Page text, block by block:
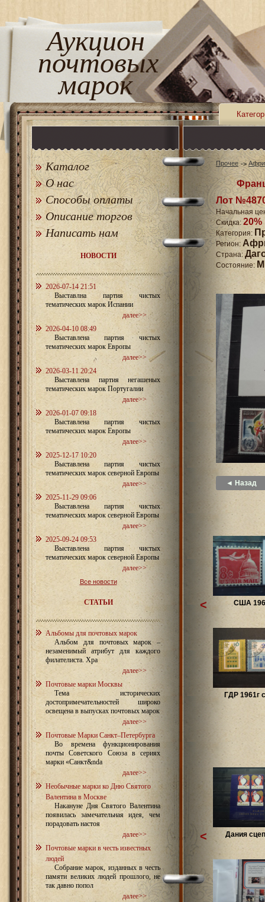
Аукцион
почтовых
марок
Каталог
О нас
Способы оплаты
Описание торгов
Написать нам
НОВОСТИ
2026-07-14 21:51
Выставлна партия чистых
тематических марок Испании
далее>>
2026-04-10 08:49
Выставлена партия чистых
тематических марок Европы
далее>>
2026-03-11 20:24
Выставлена партия негашеных
тематических марок Португалии
далее>>
2026-01-07 09:18
Выставлена партия чистых
тематических марок Европы
далее>>
2025-12-17 10:20
Выставлена партия чистых
тематических марок северной Европы
далее>>
2025-11-29 09:06
Выставлена партия чистых
тематических марок северной Европы
далее>>
2025-09-24 09:53
Выставлена партия чистых
тематических марок северной Европы
далее>>
Все новости
СТАТЬИ
Альбомы для почтовых марок
Альбом для почтовых марок –
незаменимый атрибут для каждого
филателиста. Хра
далее>>
Почтовые марки Москвы
Тема исторических
достопримечательностей широко
освещена в выпусках почтовых марок
далее>>
Почтовые Марки Санкт–Петербурга
Во времена функционирования
почты Советского Союза в сериях
марки «Санкт&nda
далее>>
Необычные марки ко Дню Святого
Валентина в Москве
Накануне Дня Святого Валентина
появилась замечательная идея, чем
порадовать настоя
далее>>
Почтовые марки в честь известных
людей
Собрание марок, изданных в честь
памяти великих людей прошлого, не
так давно попол
далее>>
Прочее
Лот
Начальная
Скидка: 20%
Категория:
Регион:
Страна:
Состояние:
◄ Назад
США
ГДР 1961г
<
Дания
<